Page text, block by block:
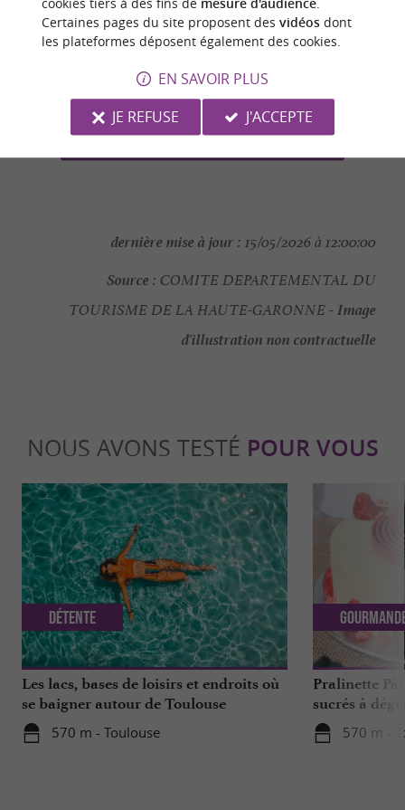
Tél. :+33 5 61 22 31 44
CONTACTER L'ORGANISATEUR
SITE INTERNET DE L'ÉVÈNEMENT
dernière mise à jour : 15/05/2026 à 12:00:00
Source : COMITE DEPARTEMENTAL DU
TOURISME DE LA HAUTE-GARONNE -Image
d'illustration non contractuelle
NOUS AVONS TESTÉ POUR VOUS
Les lacs, bases de loisirs et endroits où
se baigner autour de Toulouse
570 m - Toulouse
Détente
Pralinette
sucrés à
de Toulouse
570 m -
Certaines pages du site proposent des vidéosdont
les plateformes déposent également des cookies.
EN SAVOIR PLUS
JE REFUSE
J'ACCEPTE